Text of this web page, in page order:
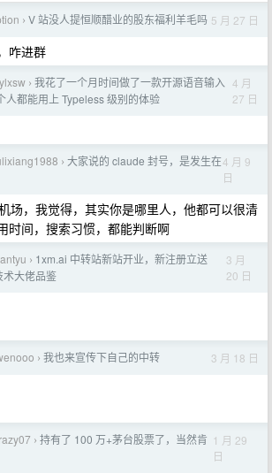
› V 站没人提恒顺醋业的股东福利羊毛吗 5 月 27 日
咋进群
› 我花了一个月时间做了一款开源语音输入
人都能用上 Typeless 级别的体验
4 月
27 日
› 大家说的 claude 封号，是发生在4 月 9
日
场，我觉得，其实你是哪里人，他都可以很清
时间，搜索习惯，都能判断啊
› 1xm.ai 中转站新站开业，新注册立送
术大佬品鉴
3 月
20 日
› 我也来宣传下自己的中转 3 月 18 日
› 持有了 100 万+茅台股票了，当然肯 1 月 29
日